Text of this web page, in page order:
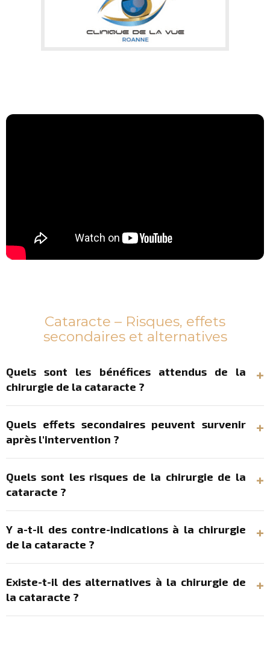
Cataracte – Risques, effets
secondaires et alternatives
Quels sont les bénéfices attendus de la
chirurgie de la cataracte ?
Quels effets secondaires peuvent survenir
après l'intervention ?
Quels sont les risques de la chirurgie de la
cataracte ?
Y a-t-il des contre-indications à la chirurgie
de la cataracte ?
Existe-t-il des alternatives à la chirurgie de
la cataracte ?